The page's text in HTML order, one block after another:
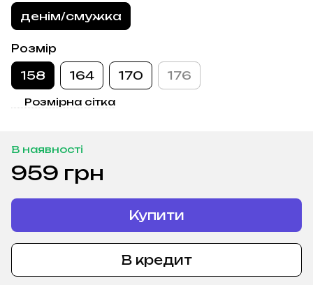
денім/смужка
Розмір
158 164 170 176
Розмірна сітка
В наявності
959 грн
Купити
В кредит